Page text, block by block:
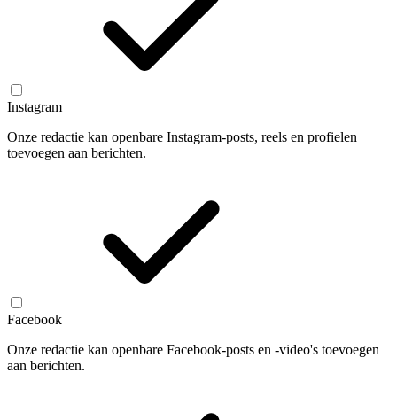
Instagram
Onze redactie kan openbare Instagram-posts, reels en profielen
toevoegen aan berichten.
Facebook
Onze redactie kan openbare Facebook-posts en -video's toevoegen
aan berichten.